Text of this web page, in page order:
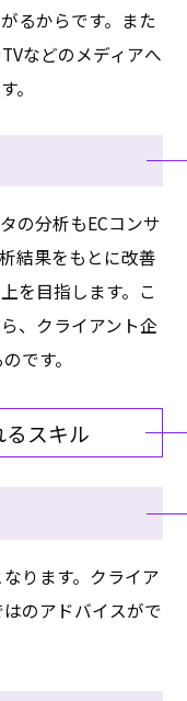
るからです。また
などのメディアへ
。
の分析もECコンサ
結果をもとに改善
を目指します。こ
、クライアント企
です。
るスキル
ります。クライア
のアドバイスがで